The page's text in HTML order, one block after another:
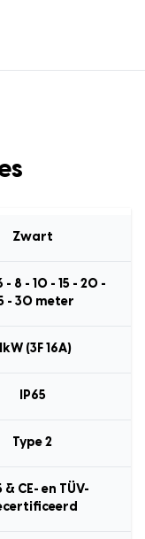
Zwart
- 8 - 10 - 15 - 20 -
- 30 meter
(3F 16A)
IP65
Type 2
& CE- en TÜV-